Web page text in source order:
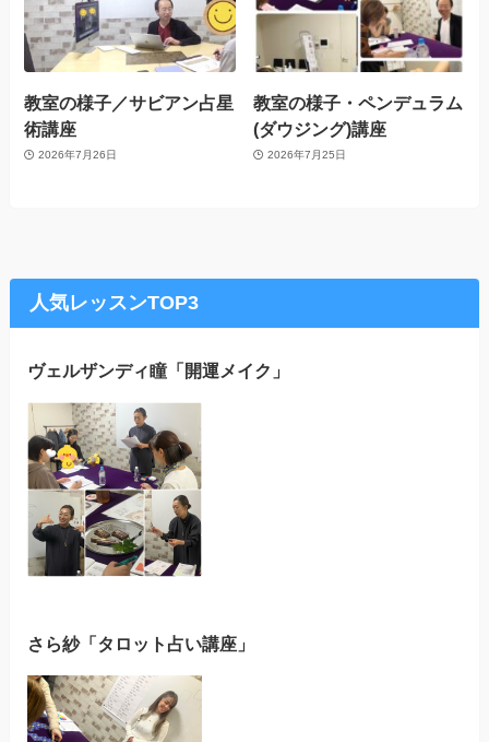
教室の様子／サビアン占星
術講座
2026年7月26日
教室の様子・ペンデュラム
(ダウジング)講座
2026年7月25日
人気レッスンTOP3
ヴェルザンディ瞳「開運メイク」
さら紗「タロット占い講座」